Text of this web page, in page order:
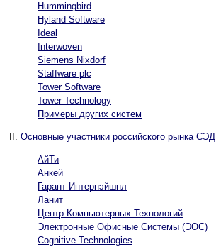
Hummingbird
Hyland Software
Ideal
Interwoven
Siemens Nixdorf
Staffware plc
Tower Software
Tower Technology
Примеры других систем
II. Основные участники российского рынка СЭД
АйТи
Анкей
Гарант Интернэйшнл
Ланит
Центр Компьютерных Технологий
Электронные Офисные Системы (ЭОС)
Cognitive Technologies